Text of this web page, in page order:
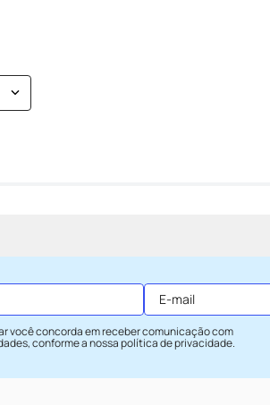
você concorda em receber comunicação com
conforme a nossapolítica de privacidade.